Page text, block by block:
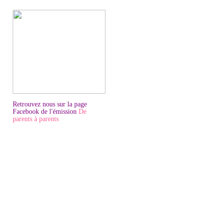
Retrouvez nous sur la page
Facebook de l'émission De
parents à parents